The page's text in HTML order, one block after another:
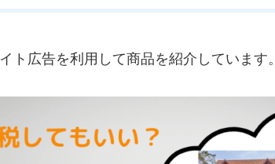
ト広告を利用して商品を紹介しています。